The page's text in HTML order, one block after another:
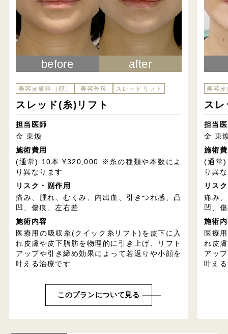
before after
美容皮膚科（顔） 美容外科 スレッドリフト
スレッド(糸)リフト
担当医師
金 東煥
施術費用
(通常) 10本 ¥320,000 ※糸の種類や本数によ
り異なります
リスク・副作用
痛み、腫れ、むくみ、内出血、引きつれ感、凸
凹、傷痕、左右差
施術内容
医療用の吸収糸(クイック糸リフト)を皮下に入
れ皮膚や皮下脂肪を物理的に引き上げ、リフト
アップや引き締め効果によって若返りや小顔を
叶える治療です
このプランについて見る
美容
ス
担当
金 東
施術
(通常
り異
リス
痛み
凹、
施術
医療
れ皮
アッ
叶え